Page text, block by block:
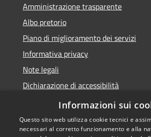
Amministrazione trasparente
Albo pretorio
Piano di miglioramento dei servizi
Informativa privacy
Note legali
Dichiarazione di accessibilità
Obiettivi di accessibilità per l'anno
Informazioni sui
Questo sito web utilizza cookie tecnici e
necessari al corretto funzionamento e alla